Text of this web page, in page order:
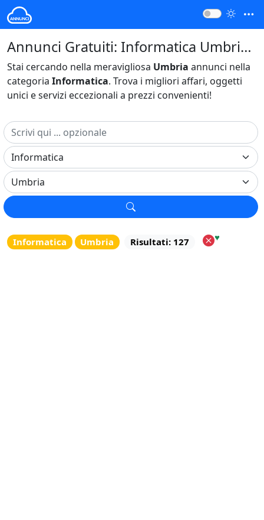
Annunci Gratuiti: Informatica Umbria Italia
Stai cercando nella meravigliosa Umbria annunci nella
categoria Informatica. Trova i migliori affari, oggetti
unici e servizi eccezionali a prezzi convenienti!
Informatica Umbria Risultati: 127 ♥